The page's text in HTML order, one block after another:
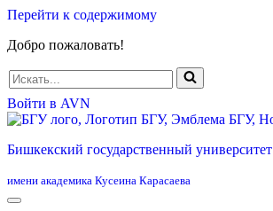
Перейти к содержимому
Добро пожаловать!
Искать...
Войти в AVN
Бишкекский государственный университет
имени академика Кусеина Карасаева